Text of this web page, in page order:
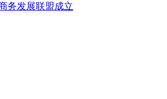
务发展联盟成立